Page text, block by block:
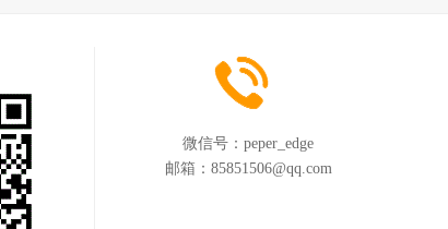
微信号： peper_edge
邮箱： 85851506@qq.com